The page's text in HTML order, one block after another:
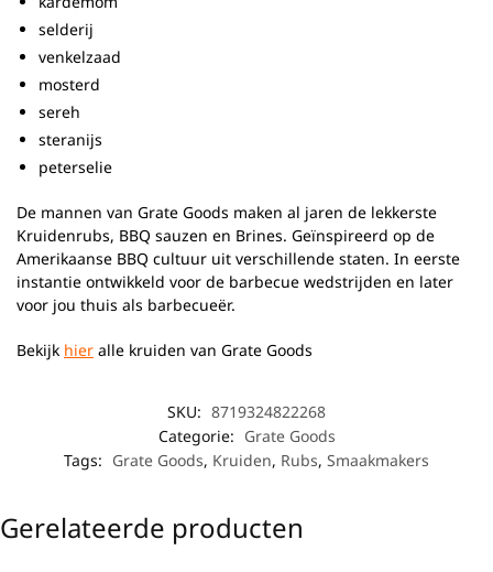
selderij
venkelzaad
mosterd
sereh
steranijs
peterselie
De mannen van Grate Goods maken al jaren de lekkerste
Kruidenrubs, BBQ sauzen en Brines. Geïnspireerd op de
Amerikaanse BBQ cultuur uit verschillende staten. In eerste
instantie ontwikkeld voor de barbecue wedstrijden en later
voor jou thuis als barbecueër.
Bekijk hier alle kruiden van Grate Goods
SKU: 8719324822268
Categorie: Grate Goods
Tags: Grate Goods, Kruiden, Rubs, Smaakmakers
Gerelateerde producten